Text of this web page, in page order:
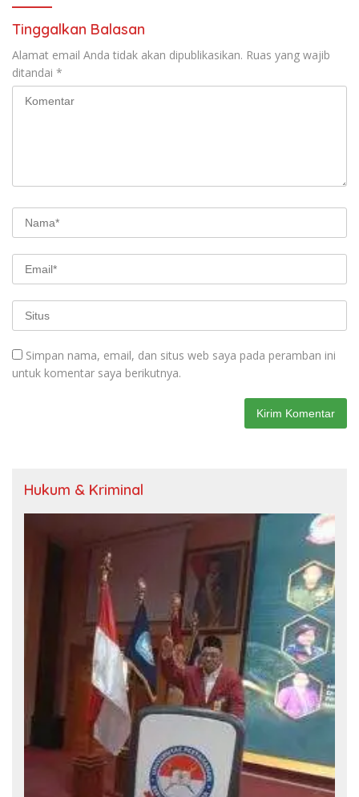
Tinggalkan Balasan
Alamat email Anda tidak akan dipublikasikan. Ruas yang wajib
ditandai *
Simpan nama, email, dan situs web saya pada peramban ini
untuk komentar saya berikutnya.
Hukum & Kriminal